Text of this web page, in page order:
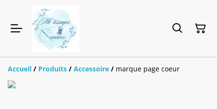
Accueil / Produits / Accessoire / marque page coeur